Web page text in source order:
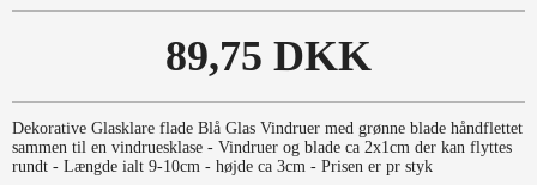
89,75 DKK
Dekorative Glasklare flade Blå Glas Vindruer med grønne blade håndflettet
sammen til en vindruesklase - Vindruer og blade ca 2x1cm der kan flyttes
rundt - Længde ialt 9-10cm - højde ca 3cm - Prisen er pr styk